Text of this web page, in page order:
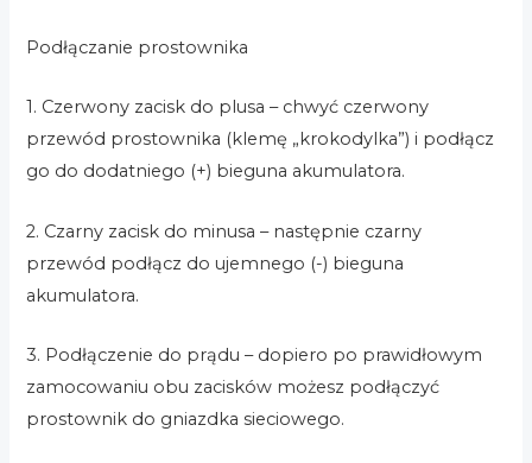
Podłączanie prostownika
1. Czerwony zacisk do plusa – chwyć czerwony
przewód prostownika (klemę „krokodylka”) i podłącz
go do dodatniego (+) bieguna akumulatora.
2. Czarny zacisk do minusa – następnie czarny
przewód podłącz do ujemnego (-) bieguna
akumulatora.
3. Podłączenie do prądu – dopiero po prawidłowym
zamocowaniu obu zacisków możesz podłączyć
prostownik do gniazdka sieciowego.